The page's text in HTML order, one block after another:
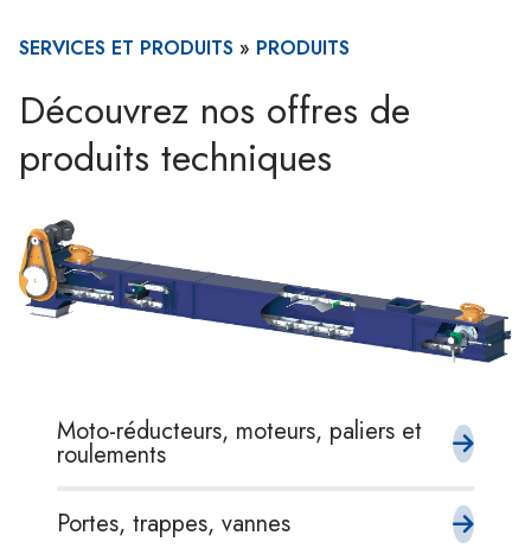
SERVICES ET PRODUITS » PRODUITS
Découvrez nos offres de
produits techniques
Moto-réducteurs, moteurs, paliers et
roulements
Portes, trappes, vannes